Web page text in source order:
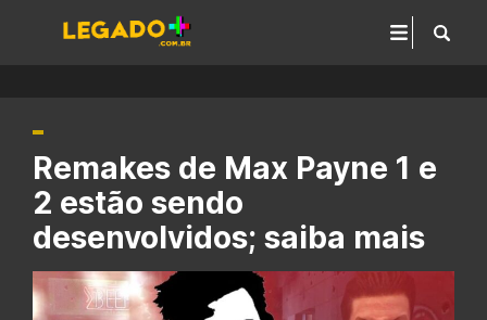
Remakes de Max Payne 1 e
2 estão sendo
desenvolvidos; saiba mais